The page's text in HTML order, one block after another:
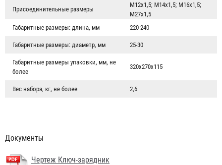
Присоединительные размеры
М12х1,5; М14х1,5; М16х1,5;
М27х1,5
Габаритные размеры: длина, мм
220-240
Габаритные размеры: диаметр, мм 25-30
Габаритные размеры упаковки, мм, не
более
320x270x115
Вес набора, кг, не более 2,6
Документы
Чертеж Ключ-зарядник